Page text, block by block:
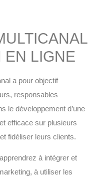
EN LIGNE
a pour objectif
responsables
le développement d’une
efficace sur plusieurs
fidéliser leurs clients.
à intégrer et
à utiliser les